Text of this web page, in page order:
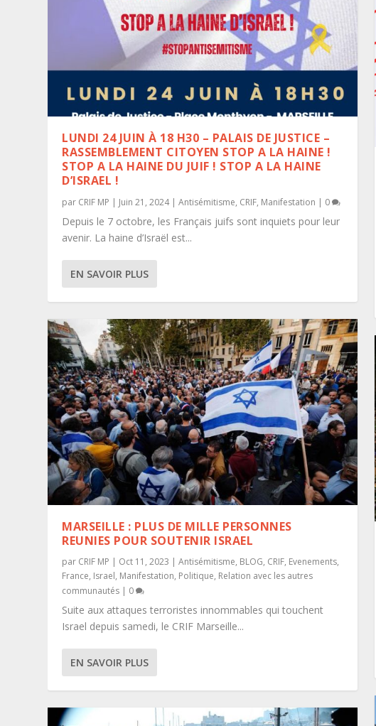
LUNDI 24 JUIN À 18 H30 – PALAIS DE JUSTICE –
RASSEMBLEMENT CITOYEN STOP A LA HAINE !
STOP A LA HAINE DU JUIF ! STOP A LA HAINE
D’ISRAEL !
par CRIF MP | Juin 21, 2024|Antisémitisme, CRIF, Manifestation | 0
Depuis le 7 octobre, les Français juifs sont inquiets pour leur
avenir. La haine d’Israël est...
EN SAVOIR PLUS
MARSEILLE : PLUS DE MILLE PERSONNES
REUNIES POUR SOUTENIR ISRAEL
par CRIF MP | Oct 11, 2023 |Antisémitisme, BLOG, CRIF, Evenements,
France, Israel, Manifestation, Politique, Relation avec les autres
communautés | 0
Suite aux attaques terroristes innommables qui touchent
Israel depuis samedi, le CRIF Marseille...
EN SAVOIR PLUS